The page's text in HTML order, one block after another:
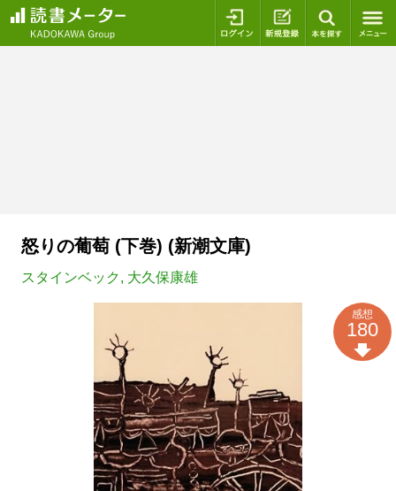
ログイン 新規登録
怒りの葡萄 (下巻) (新潮文庫)
スタインベック, 大久保康雄
感想
180